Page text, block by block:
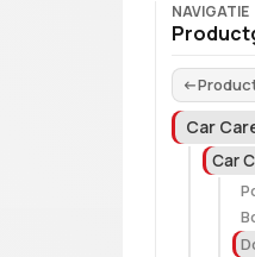
NAVIGATIE
Car
Car